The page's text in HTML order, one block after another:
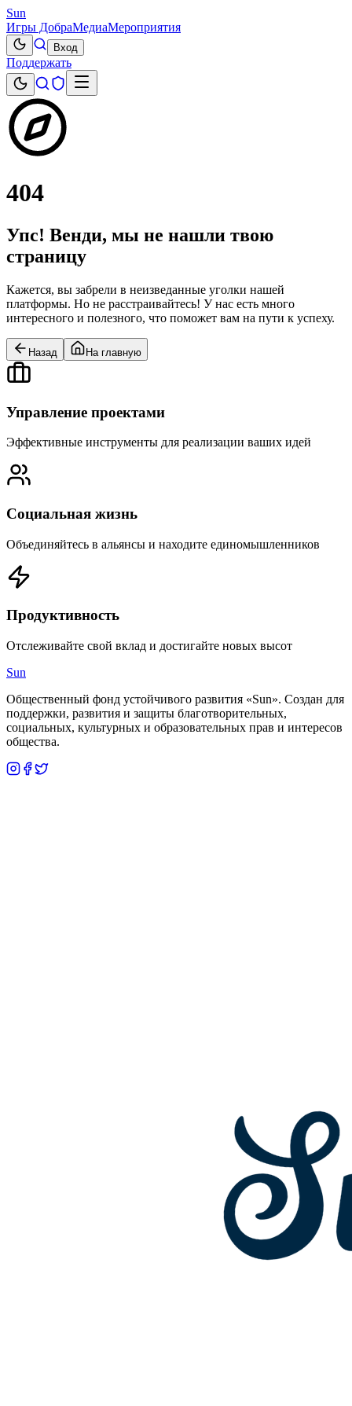
Sun
Игры ДобраМедиаМероприятия
Вход
Поддержать
404
Упс! Венди, мы не нашли твою
страницу
Кажется, вы забрели в неизведанные уголки нашей
платформы. Но не расстраивайтесь! У нас есть много
интересного и полезного, что поможет вам на пути к успеху.
Назад На главную
Управление проектами
Эффективные инструменты для реализации ваших идей
Социальная жизнь
Объединяйтесь в альянсы и находите единомышленников
Продуктивность
Отслеживайте свой вклад и достигайте новых высот
Sun
Общественный фонд устойчивого развития «Sun». Создан для
поддержки, развития и защиты благотворительных,
социальных, культурных и образовательных прав и интересов
общества.